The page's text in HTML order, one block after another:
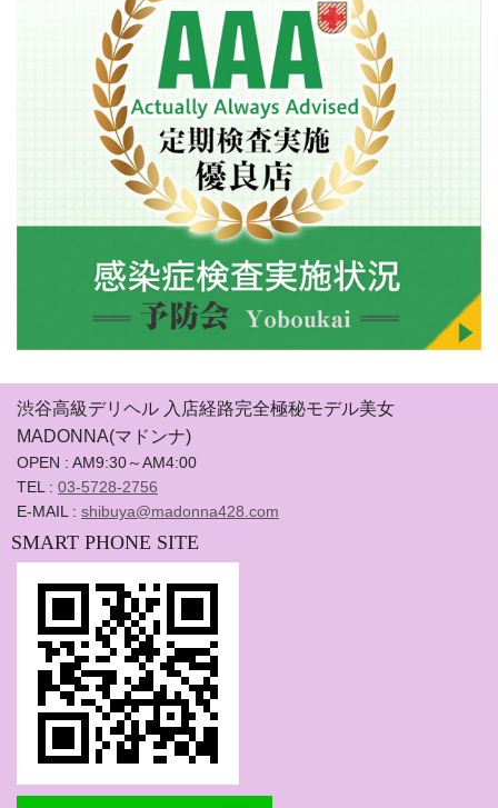
渋谷高級デリヘル 入店経路完全極秘モデル美女
MADONNA(マドンナ)
OPEN : AM9:30～AM4:00
TEL : 03-5728-2756
E-MAIL : shibuya@madonna428.com
SMART PHONE SITE